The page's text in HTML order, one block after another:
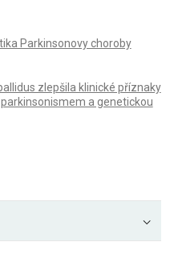
Parkinsonovy choroby
zlepšila klinické příznaky
a genetickou